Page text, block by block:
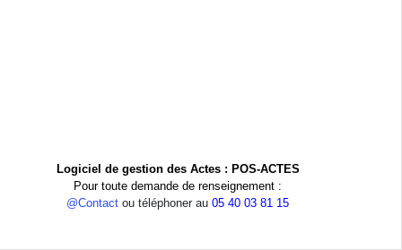
Logiciel de gestion des Actes : POS-ACTES
Pour toute demande de renseignement :
@Contact ou téléphoner au 05 40 03 81 15